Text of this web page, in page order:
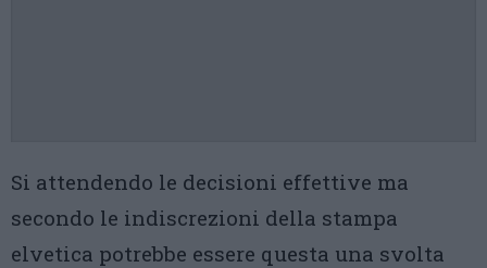
Si attendendo le decisioni effettive ma
secondo le indiscrezioni della stampa
elvetica potrebbe essere questa una svolta